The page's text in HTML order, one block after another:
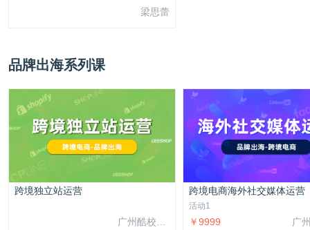
梁思蕾
品牌出海系列课
跨境独立站运营 跨境电商海外社交媒体运营
活动1
￥9999